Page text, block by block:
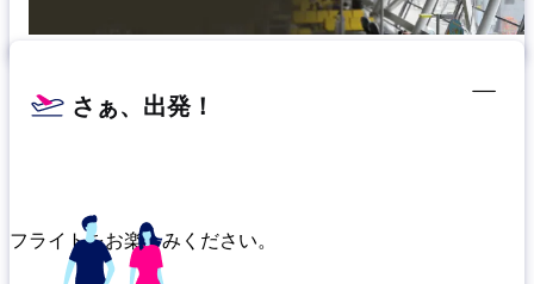
さぁ、出発！
フライトをお楽しみください。